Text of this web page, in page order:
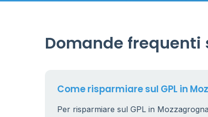
Domande frequenti
Come risparmiare sul GPL in
Per risparmiare sul GPL in